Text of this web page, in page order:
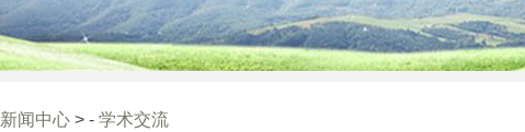
新闻中心 > - 学术交流